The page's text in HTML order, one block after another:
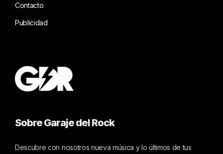
Contacto
Publicidad
Sobre Garaje del Rock
Descubre con nosotros nueva música y lo últimos de tus